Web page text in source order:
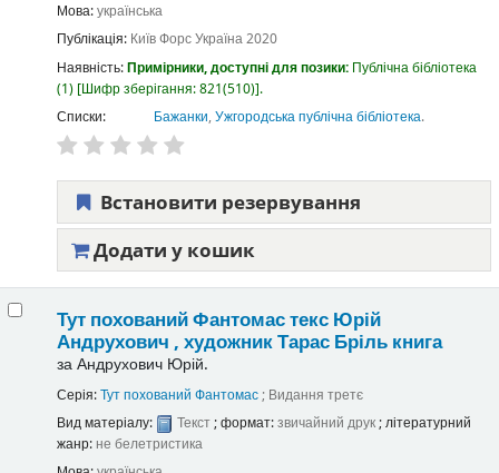
Мова:українська
Публікація: КиївФорс Україна2020
Наявність:Примірники, доступні для позики: Публічна бібліотека
(1) Шифр зберігання:821(510) .
Списки:
Бажанки,Ужгородська публічна бібліотека.
Встановити резервування
Додати у кошик
Тут похований Фантомастекс Юрій
Андрухович , художник Тарас Бріль книга
заАндрухович Юрій.
Серія:Тут похований Фантомас; Видання третє
Вид матеріалу:
Текст; формат:звичайний друк; літературний
жанр: не белетристика